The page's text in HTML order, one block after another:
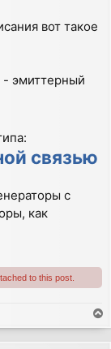
вот такое
- эмиттерный
связью
с
как
to this post.
o
p